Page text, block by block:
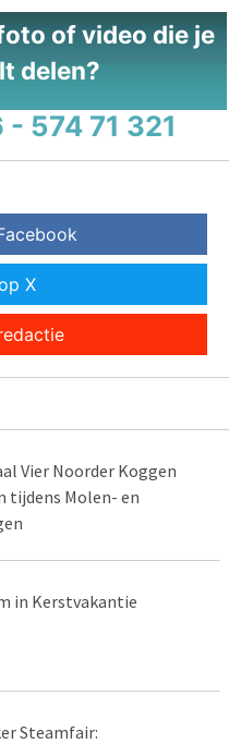
of video die je
delen?
- 574 71 321
X
Vier Noorder Koggen
tijdens Molen- en
in Kerstvakantie
Steamfair: